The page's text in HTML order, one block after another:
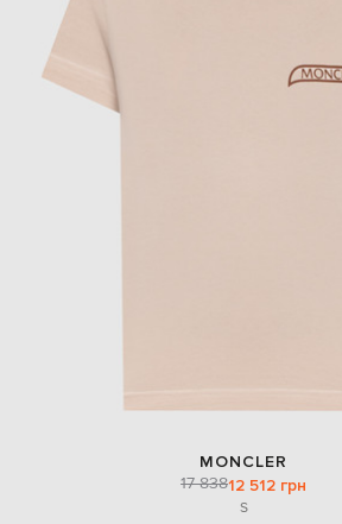
MONCLER
17 83812 512 грн
S